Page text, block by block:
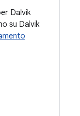
Dalvik
su Dalvik